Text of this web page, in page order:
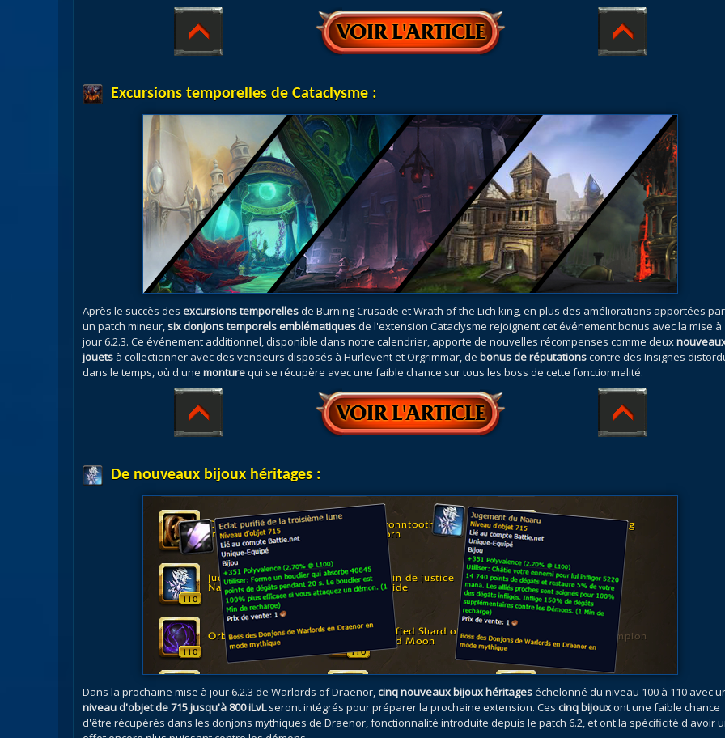
Excursions temporelles de Cataclysme :
Après le succès des excursions temporellesde Burning Crusade et Wrath of the Lich king, en plus des améliorations apportées par
un patch mineur,six donjons temporels emblématiquesde l'extension Cataclysme rejoignent cet événement bonus avec la mise à
jour 6.2.3. Ce événement additionnel, disponible dans notre calendrier, apporte de nouvelles récompenses comme deux
jouets à collectionner avec des vendeurs disposés à Hurlevent et Orgrimmar, de bonus de réputationscontre des Insignes
dans le temps, où d'une monturequi se récupère avec une faible chance sur tous les boss de cette fonctionnalité.
De nouveaux bijoux héritages :
Dans la prochaine mise à jour 6.2.3 de Warlords of Draenor,cinq nouveaux bijoux héritageséchelonné du niveau 100 à 110 avec
niveau d'objet de 715 jusqu'à 800 iLvLseront intégrés pour préparer la prochaine extension. Ces cinq bijouxont une faible chance
d'être récupérés dans les donjons mythiques de Draenor, fonctionnalité introduite depuis le patch 6.2, et ont la spécificité d'avoir